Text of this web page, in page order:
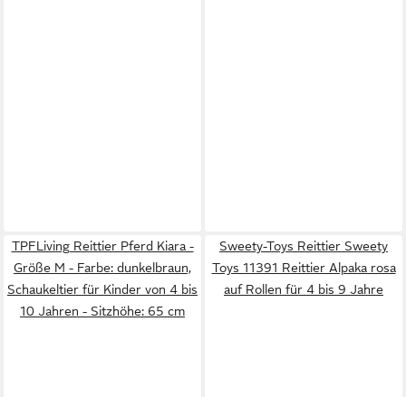
TPFLiving Reittier Pferd Kiara -
Größe M - Farbe: dunkelbraun,
Schaukeltier für Kinder von 4 bis
10 Jahren - Sitzhöhe: 65 cm
Sweety-Toys Reittier Sweety
Toys 11391 Reittier Alpaka rosa
auf Rollen für 4 bis 9 Jahre